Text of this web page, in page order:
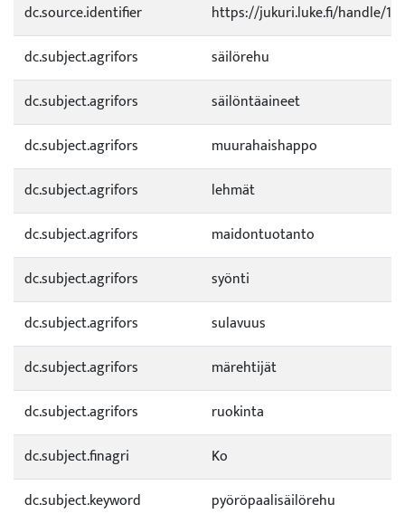
dc.source.identifier
https://jukuri.luke.fi/handle/
dc.subject.agrifors
säilörehu
dc.subject.agrifors
säilöntäaineet
dc.subject.agrifors
muurahaishappo
dc.subject.agrifors
lehmät
dc.subject.agrifors
maidontuotanto
dc.subject.agrifors
syönti
dc.subject.agrifors
sulavuus
dc.subject.agrifors
märehtijät
dc.subject.agrifors
ruokinta
dc.subject.finagri
Ko
dc.subject.keyword
pyöröpaalisäilörehu